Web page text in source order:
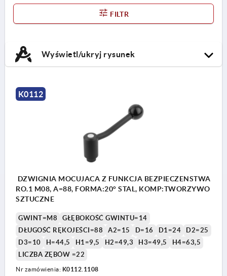
FILTR
Wyświetl/ukryj rysunek
K0112
DZWIGNIA MOCUJACA Z FUNKCJA BEZPIECZENSTWA
RO.1 M08, A=88, FORMA:20° STAL, KOMP:TWORZYWO
SZTUCZNE
GWINT=M8
GŁĘBOKOŚĆ GWINTU=14
DŁUGOŚĆ RĘKOJEŚCI=88
A2=15 D=16 D1=24
D2=25
D3=10
H=44,5 H1=9,5 H2=49,3 H3=49,5
H4=63,5
LICZBA ZĘBÓW =22
Nr zamówienia: K0112.1108